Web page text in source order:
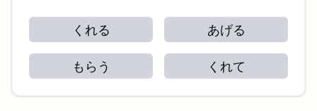
くれる あげる
もらう くれて